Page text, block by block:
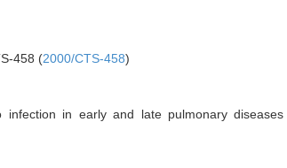
458 (2000/CTS-458)
infection in early and late pulmonary